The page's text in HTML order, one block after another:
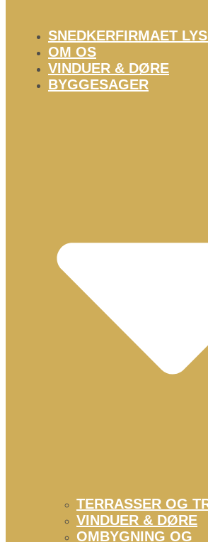
SNEDKERFIRMAET
OM OS
VINDUER & DØRE
BYGGESAGER
TERRASSER OG
VINDUER & DØRE
OMBYGNING OG